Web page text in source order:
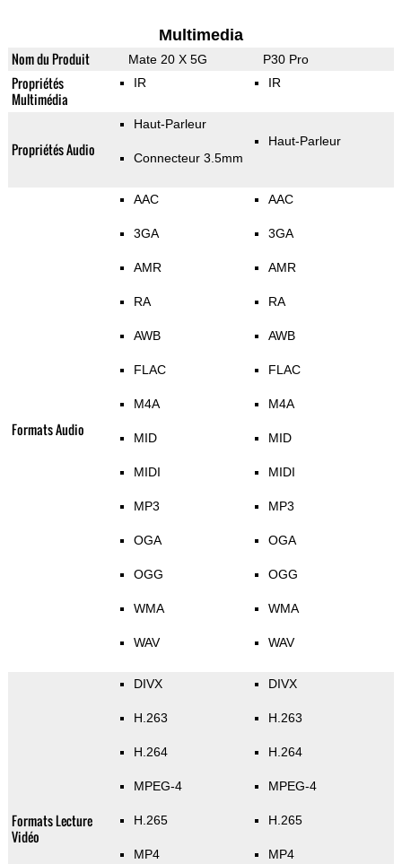
Multimedia
Nom du Produit Mate 20 X 5G P30 Pro
Propriétés
Multimédia
IR IR
Propriétés Audio
Haut-Parleur
Connecteur 3.5mm
Haut-Parleur
Formats Audio
AAC
3GA
AMR
RA
AWB
FLAC
M4A
MID
MIDI
MP3
OGA
OGG
WMA
WAV
AAC
3GA
AMR
RA
AWB
FLAC
M4A
MID
MIDI
MP3
OGA
OGG
WMA
WAV
Formats Lecture
Vidéo
DIVX
H.263
H.264
MPEG-4
H.265
MP4
DIVX
H.263
H.264
MPEG-4
H.265
MP4